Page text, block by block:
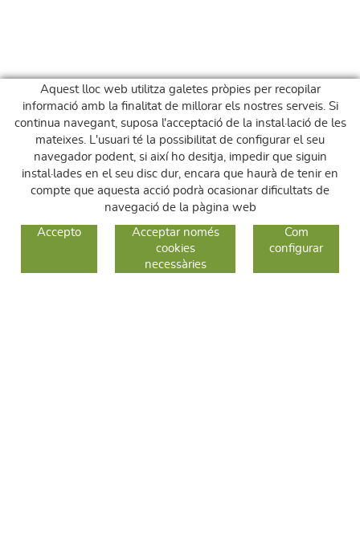
Aquest lloc web utilitza galetes pròpies per recopilar
informació amb la finalitat de millorar els nostres serveis. Si
continua navegant, suposa l'acceptació de la instal·lació de les
mateixes. L'usuari té la possibilitat de configurar el seu
navegador podent, si així ho desitja, impedir que siguin
instal·lades en el seu disc dur, encara que haurà de tenir en
compte que aquesta acció podrà ocasionar dificultats de
navegació de la pàgina web
Accepto
Acceptar només
cookies
necessàries
Com
configurar